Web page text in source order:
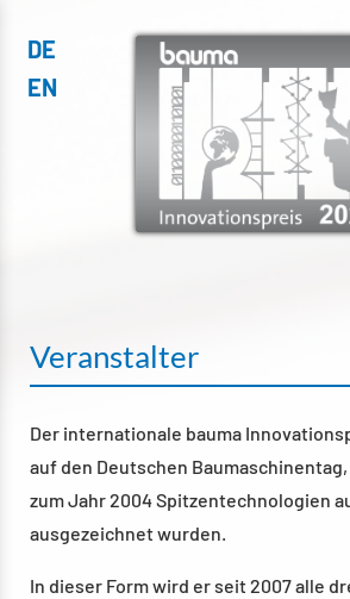
DE
EN
Veranstalter
Der internationale bauma
auf den Deutschen
zum Jahr 2004 Spitzentechnologien
ausgezeichnet wurden.
In dieser Form wird er seit 2007 alle